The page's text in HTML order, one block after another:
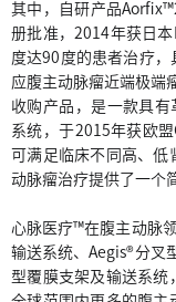
其中，自研产品
册批准，2014年获日
度达90度的患者治疗
应腹主动脉瘤近端极端
收购产品，是一款具
系统，于2015年获欧
可满足临床不同高、
动脉瘤治疗提供了一个
心脉医疗™在腹主动脉
输送系统、Aegis®分叉
型覆膜支架及输送系